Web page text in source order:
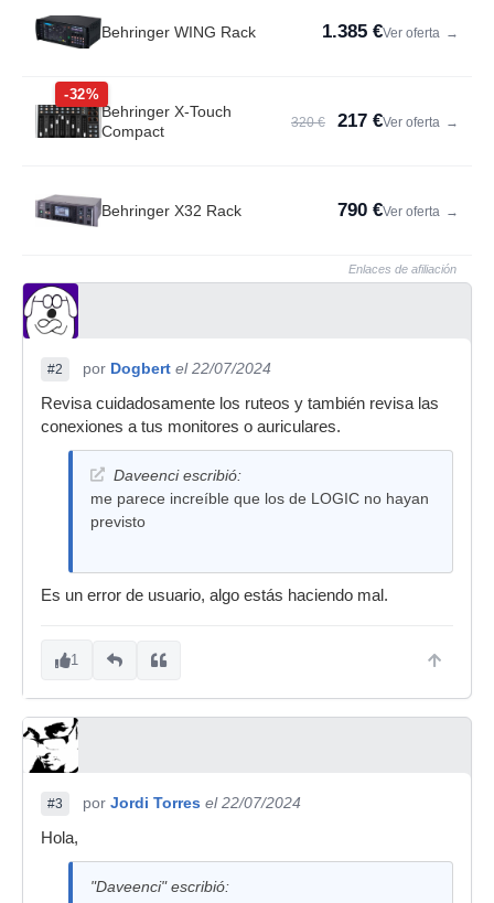
Behringer WING Rack 1.385 €Ver oferta →
-32%
Behringer X-Touch
Compact
320 € 217 €Ver oferta →
Behringer X32 Rack 790 €Ver oferta →
Enlaces de afiliación
#2 por Dogbert el 22/07/2024
Revisa cuidadosamente los ruteos y también revisa las
conexiones a tus monitores o auriculares.
Daveenci escribió:
me parece increíble que los de LOGIC no hayan
previsto
Es un error de usuario, algo estás haciendo mal.
1
#3 por Jordi Torres el 22/07/2024
Hola,
"Daveenci" escribió: